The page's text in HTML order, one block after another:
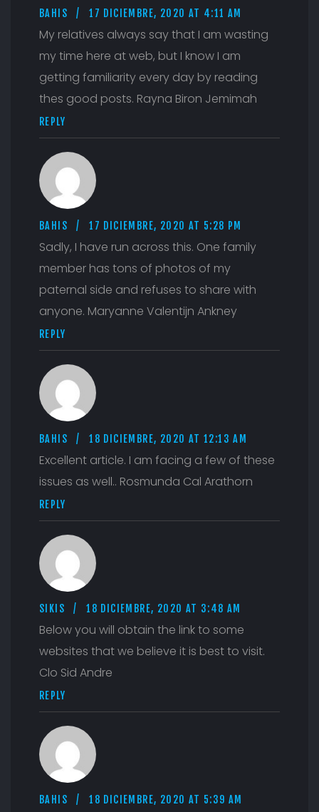
BAHIS 17 DICIEMBRE, 2020 AT 4:11 AM
My relatives always say that I am wasting
my time here at web, but I know I am
getting familiarity every day by reading
thes good posts. Rayna Biron Jemimah
REPLY
BAHIS 17 DICIEMBRE, 2020 AT 5:28 PM
Sadly, I have run across this. One family
member has tons of photos of my
paternal side and refuses to share with
anyone. Maryanne Valentijn Ankney
REPLY
BAHIS 18 DICIEMBRE, 2020 AT 12:13 AM
Excellent article. I am facing a few of these
issues as well.. Rosmunda Cal Arathorn
REPLY
SIKIS 18 DICIEMBRE, 2020 AT 3:48 AM
Below you will obtain the link to some
websites that we believe it is best to visit.
Clo Sid Andre
REPLY
BAHIS 18 DICIEMBRE, 2020 AT 5:39 AM